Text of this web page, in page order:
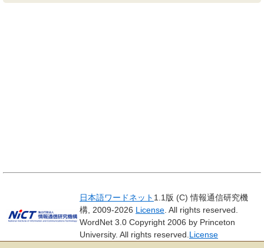
日本語ワードネット 1.1版 (C) 情報通信研究機
構, 2009-2026 License . All rights reserved.
WordNet 3.0 Copyright 2006 by Princeton
University. All rights reserved. License